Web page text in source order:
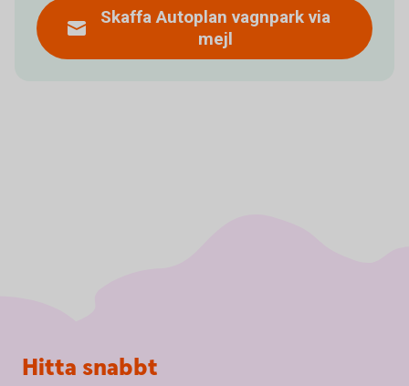
Skaffa Autoplan vagnpark via
mejl
Sidfot
Hitta snabbt